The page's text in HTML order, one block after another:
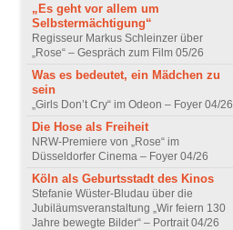
„Es geht vor allem um
Selbstermächtigung“
Regisseur Markus Schleinzer über
„Rose“ – Gespräch zum Film 05/26
Was es bedeutet, ein Mädchen zu
sein
„Girls Don’t Cry“ im Odeon – Foyer 04/26
Die Hose als Freiheit
NRW-Premiere von „Rose“ im
Düsseldorfer Cinema – Foyer 04/26
Köln als Geburtsstadt des Kinos
Stefanie Wüster-Bludau über die
Jubiläumsveranstaltung „Wir feiern 130
Jahre bewegte Bilder“ – Portrait 04/26